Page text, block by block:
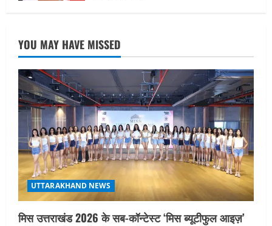
2
एमआईटी वर्ल्ड पीस यूनिवर्सिटी और जर्मनी के
बीएसबीआई के बीच समझौता; भारतीय छात्रों
को मिलेंगे वैश्विक अवसर
August 5, 2026
3
STATES NEWS
महाराज की राजस्थान के मुख्यमंत्री से
शिष्टाचार भेंट पर्यटन और सांस्कृतिक
गतिविधियों के विस्तार पर हुई चर्चा
August 4, 2026
UTTARAKHAND NEWS
नोमुरा रिपोर्ट: जंग के कारण भारत को हर वर्ष
₹14.15 लाख करोड़ का नुकसान, जो देश की
YOU MAY HAVE MISSED
UTTARAKHAND NEWS
मिस उत्तराखंड 2026 के सब-कॉन्टेस्ट ‘मिस ब्यूटीफुल आइज़’